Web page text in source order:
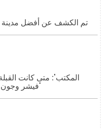
تم الكشف عن أفضل مدينة
فيشر وجون كراسنسكي على سموش 'دانديز'